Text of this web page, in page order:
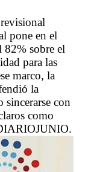
pone en el
82% sobre el
para las
marco, la
la
sincerarse con
como